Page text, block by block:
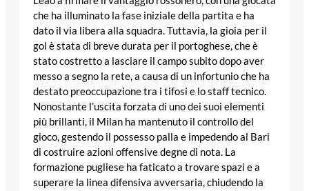
che ha illuminato la fase iniziale della partita e ha
dato il via libera alla squadra. Tuttavia, la gioia per il
gol è stata di breve durata per il portoghese, che è
stato costretto a lasciare il campo subito dopo aver
messo a segno la rete, a causa di un infortunio che ha
destato preoccupazione tra i tifosi e lo staff tecnico.
Nonostante l’uscita forzata di uno dei suoi elementi
più brillanti, il Milan ha mantenuto il controllo del
gioco, gestendo il possesso palla e impedendo al Bari
di costruire azioni offensive degne di nota. La
formazione pugliese ha faticato a trovare spazi e a
superare la linea difensiva avversaria, chiudendo la